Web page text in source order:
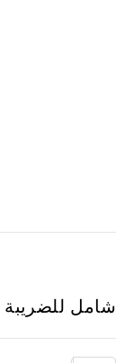
شامل للضريبة